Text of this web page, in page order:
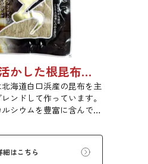
素材の風味を活かした根昆布入りとろろ 65g 単品 5袋セット 20袋セット 1736
海道白口浜産の昆布を主
ンドして作っています。
シウムを豊富に含んでい
削っており、ご飯やお吸
美味しく召し上がれま
り、つるっと広がる根昆
賞味ください。
細はこちら